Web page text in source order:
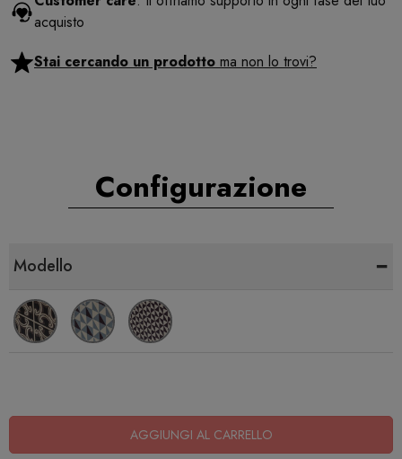
acquisto
Stai cercando un prodotto ma non lo trovi?
Configurazione
Modello -
AGGIUNGI AL CARRELLO